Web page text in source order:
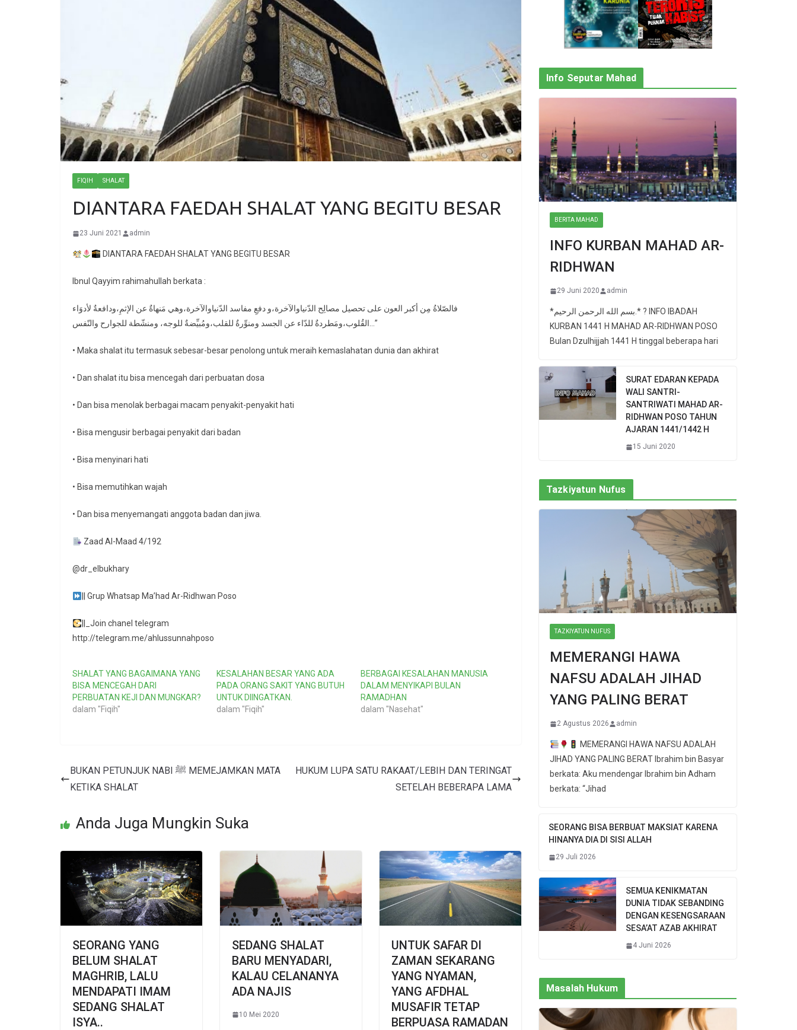
FIQIH SHALAT
DIANTARA FAEDAH SHALAT YANG BEGITU BESAR
23 Juni 2021 admin
DIANTARA FAEDAH SHALAT YANG BEGITU BESAR
Ibnul Qayyim rahimahullah berkata :
فالصّلاةُ مِن أكبر العون على تحصيل مصالِح الدّنياوالآخرة،و دفعِ مفاسد الدّنياوالآخرة،وهي مَنهاةٌ عن الإثمِ،ودافعةٌ لأدوَاء
القُلوب،ومَطردةٌ للدّاء عن الجسد ومنوِّرةٌ للقلب،ومُبيِّضةٌ للوجه، ومنشّطة للجوارح والنّفس…”
• Maka shalat itu termasuk sebesar-besar penolong untuk meraih kemaslahatan dunia dan akhirat
• Dan shalat itu bisa mencegah dari perbuatan dosa
• Dan bisa menolak berbagai macam penyakit-penyakit hati
• Bisa mengusir berbagai penyakit dari badan
• Bisa menyinari hati
• Bisa memutihkan wajah
• Dan bisa menyemangati anggota badan dan jiwa.
Zaad Al-Maad 4/192
@dr_elbukhary
|| Grup Whatsap Ma’had Ar-Ridhwan Poso
||_Join chanel telegram
http://telegram.me/ahlussunnahposo
SHALAT YANG BAGAIMANA YANG
BISA MENCEGAH DARI
PERBUATAN KEJI DAN MUNGKAR?
dalam "Fiqih"
KESALAHAN BESAR YANG ADA
PADA ORANG SAKIT YANG BUTUH
UNTUK DIINGATKAN.
dalam "Fiqih"
BERBAGAI KESALAHAN MANUSIA
DALAM MENYIKAPI BULAN
RAMADHAN
dalam "Nasehat"
BUKAN PETUNJUK NABI ﷺ MEMEJAMKAN MATA
KETIKA SHALAT
HUKUM LUPA SATU RAKAAT/LEBIH DAN TERINGAT
SETELAH BEBERAPA LAMA
Anda Juga Mungkin Suka
SEORANG YANG
BELUM SHALAT
MAGHRIB, LALU
MENDAPATI IMAM
SEDANG SHALAT
ISYA..
SEDANG SHALAT
BARU MENYADARI,
KALAU CELANANYA
ADA NAJIS
10 Mei 2020
UNTUK SAFAR DI
ZAMAN SEKARANG
YANG NYAMAN,
YANG AFDHAL
MUSAFIR TETAP
BERPUASA RAMADAN
Info Seputar Mahad
BERITA MAHAD
INFO KURBAN MAHAD AR-
RIDHWAN
29 Juni 2020 admin
*بسم الله الرحمن الرحيم.* ? INFO IBADAH
KURBAN 1441 H MAHAD AR-RIDHWAN POSO
Bulan Dzulhijjah 1441 H tinggal beberapa hari
SURAT EDARAN KEPADA
WALI SANTRI-
SANTRIWATI MAHAD AR-
RIDHWAN POSO TAHUN
AJARAN 1441/1442 H
15 Juni 2020
Tazkiyatun Nufus
TAZKIYATUN NUFUS
MEMERANGI HAWA
NAFSU ADALAH JIHAD
YANG PALING BERAT
2 Agustus 2026 admin
MEMERANGI HAWA NAFSU ADALAH
JIHAD YANG PALING BERAT Ibrahim bin Basyar
berkata: Aku mendengar Ibrahim bin Adham
berkata: “Jihad
SEORANG BISA BERBUAT MAKSIAT KARENA
HINANYA DIA DI SISI ALLAH
29 Juli 2026
SEMUA KENIKMATAN
DUNIA TIDAK SEBANDING
DENGAN KESENGSARAAN
SESA’AT AZAB AKHIRAT
4 Juni 2026
Masalah Hukum